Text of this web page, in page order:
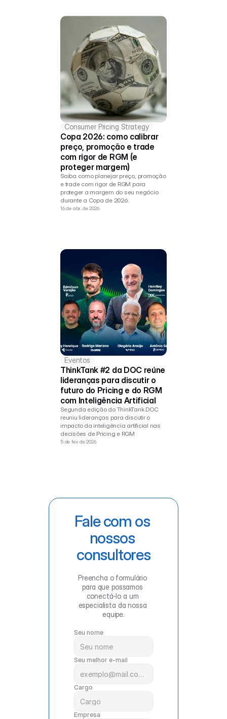
Consumer Pricing Strategy
Copa 2026: como calibrar
preço, promoção e trade
com rigor de RGM (e
proteger margem)
Saiba como planejar preço, promoção
e trade com rigor de RGM para
proteger a margem do seu negócio
durante a Copa de 2026.
16 de abr. de 2026
Eventos
ThinkTank #2 da DOC reúne
lideranças para discutir o
futuro do Pricing e do RGM
com Inteligência Artificial
Segunda edição do ThinkTank DOC
reuniu lideranças para discutir o
impacto da inteligência artificial nas
decisões de Pricing e RGM
5 de fev. de 2026
Fale com os
nossos
consultores
Preencha o formulário
para que possamos
conectá-lo a um
especialista da nossa
equipe.
Seu nome
Seu melhor e-mail
Cargo
Empresa